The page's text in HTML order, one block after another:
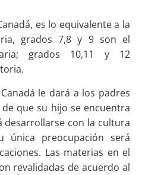
es lo equivalente a la
grados 7,8 y 9 son el
grados 10,11 y 12
le dará a los padres
que su hijo se encuentra
con la cultura
preocupación será
Las materias en el
revalidadas de acuerdo al